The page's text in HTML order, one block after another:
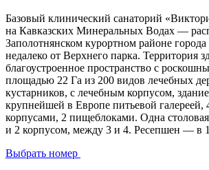
Базовый клинический санаторий
на Кавказских Минеральных Водах —
Заполотнянском курортном районе города
недалеко от Верхнего парка. Территория
благоустроенное пространство с
площадью 22 Га из 200 видов лечебных
кустарников, с лечебным корпусом,
крупнейшей в Европе питьевой галереей,
корпусами, 2 пищеблоками. Одна
и 2 корпусом, между 3 и 4. Ресепшен — в
Выбрать номер